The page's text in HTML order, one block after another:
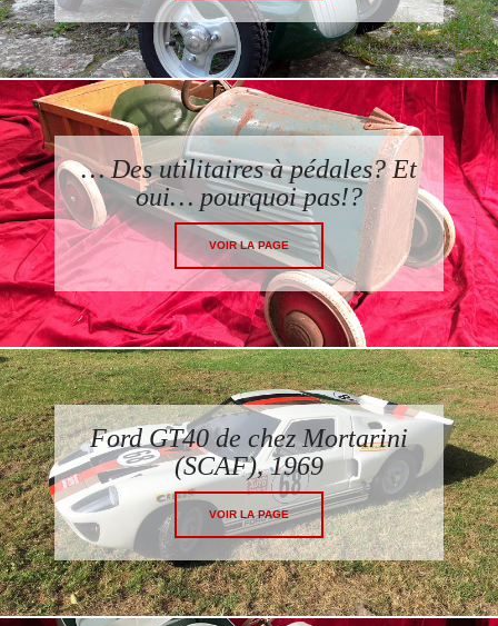
… Des utilitaires à pédales? Et
oui… pourquoi pas!?
VOIR LA PAGE
Ford GT40 de chez Mortarini
(SCAF), 1969
VOIR LA PAGE